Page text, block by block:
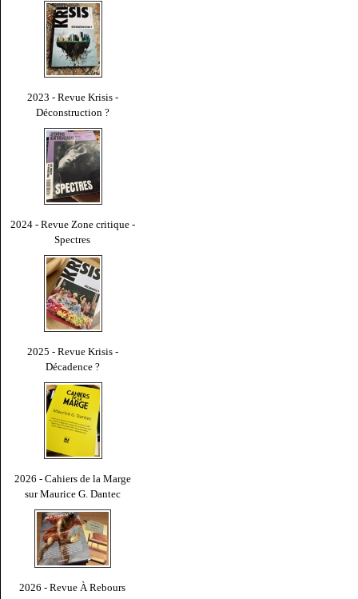
2023 - Revue Krisis -
Déconstruction ?
2024 - Revue Zone critique -
Spectres
2025 - Revue Krisis -
Décadence ?
2026 - Cahiers de la Marge
sur Maurice G. Dantec
2026 - Revue À Rebours